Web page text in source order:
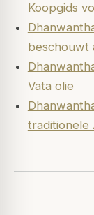
Koopgids
beschouwt
Vata olie
traditionele